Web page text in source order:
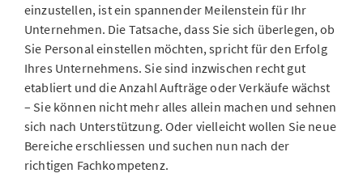
einzustellen, ist ein spannender Meilenstein für Ihr
Unternehmen. Die Tatsache, dass Sie sich überlegen, ob
Sie Personal einstellen möchten, spricht für den Erfolg
Ihres Unternehmens. Sie sind inzwischen recht gut
etabliert und die Anzahl Aufträge oder Verkäufe wächst
– Sie können nicht mehr alles allein machen und sehnen
sich nach Unterstützung. Oder vielleicht wollen Sie neue
Bereiche erschliessen und suchen nun nach der
richtigen Fachkompetenz.